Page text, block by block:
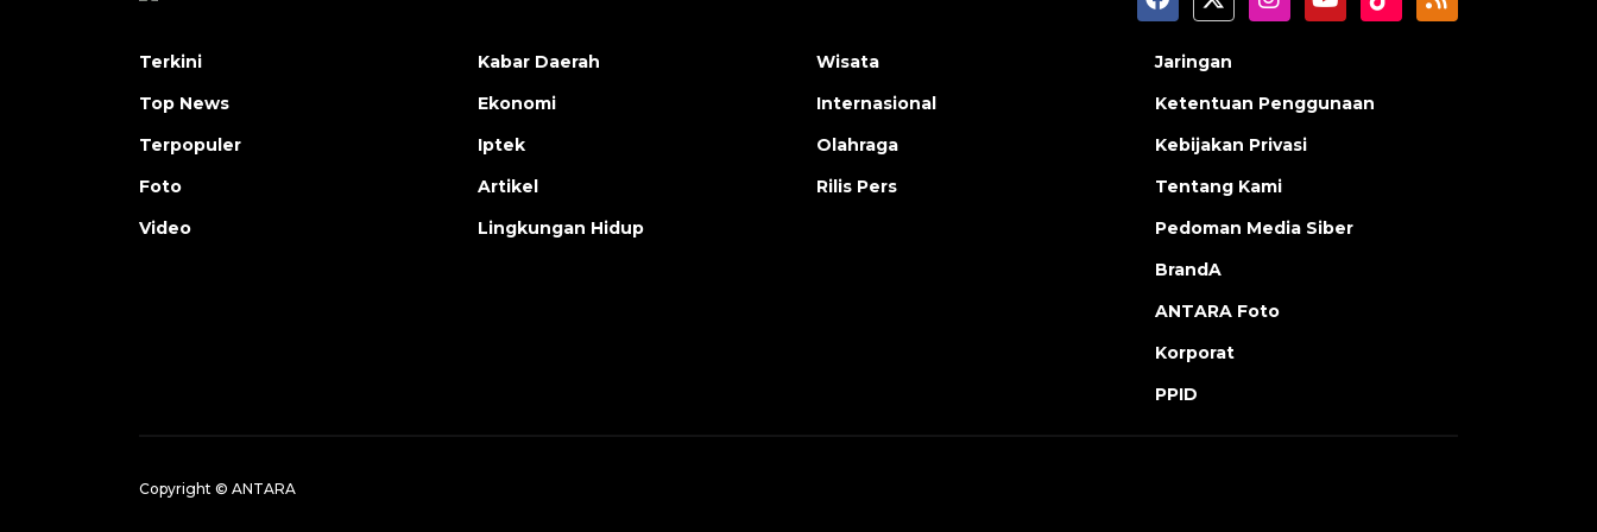
Terkini
Top News
Terpopuler
Foto
Video
Kabar Daerah
Ekonomi
Iptek
Artikel
Lingkungan Hidup
Wisata
Internasional
Olahraga
Rilis Pers
Jaringan
Ketentuan Penggunaan
Kebijakan Privasi
Tentang Kami
Pedoman Media Siber
BrandA
ANTARA Foto
Korporat
PPID
Copyright © ANTARA